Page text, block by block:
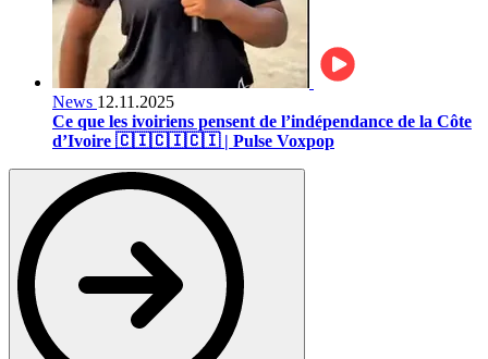
News 12.11.2025
Ce que les ivoiriens pensent de l’indépendance de la Côte
d’Ivoire 🇨🇮🇨🇮🇨🇮 | Pulse Voxpop